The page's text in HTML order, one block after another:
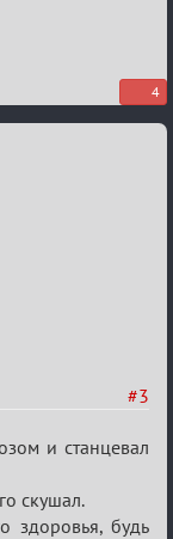
4
#3
и станцевал
скушал.
здоровья, будь